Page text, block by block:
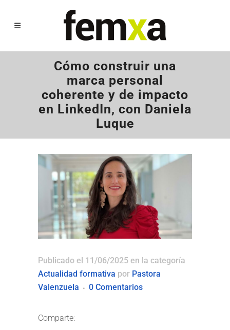
Cómo construir una
marca personal
coherente y de impacto
en LinkedIn, con Daniela
Luque
Publicado el 11/06/2025 en la categoría
Actualidad formativa por Pastora
Valenzuela
0 Comentarios
Comparte: